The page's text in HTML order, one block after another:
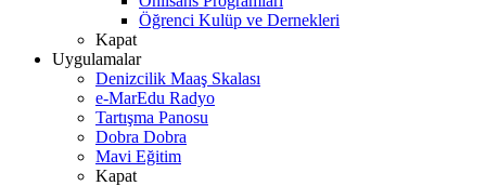
Öğrenci Kulüp ve Dernekleri
Kapat
Uygulamalar
Denizcilik Maaş Skalası
e-MarEdu Radyo
Tartışma Panosu
Dobra Dobra
Mavi Eğitim
Kapat